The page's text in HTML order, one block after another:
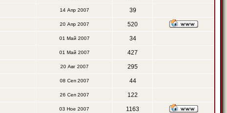
14 Апр 2007 39
20 Апр 2007 520
01 Май 2007 34
01 Май 2007 427
20 Авг 2007 295
08 Сеп 2007 44
26 Сеп 2007 122
03 Ное 2007 1163